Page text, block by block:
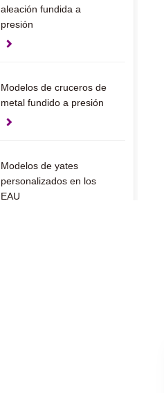
aleación fundida a
presión
Modelos de cruceros de
metal fundido a presión
Modelos de yates
personalizados en los
EAU